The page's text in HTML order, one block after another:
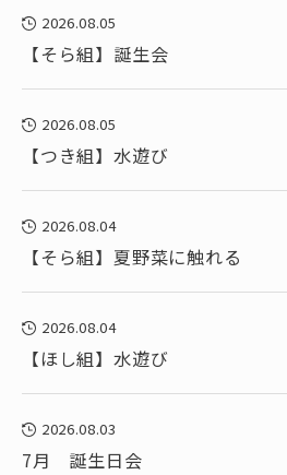
2026.08.05
【そら組】誕生会
2026.08.05
【つき組】水遊び
2026.08.04
【そら組】夏野菜に触れる
2026.08.04
【ほし組】水遊び
2026.08.03
7月 誕生日会